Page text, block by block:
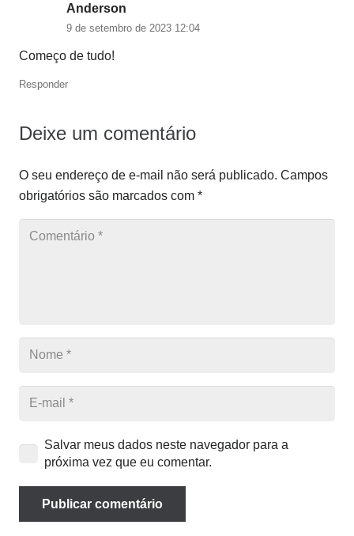
Anderson
9 de setembro de 2023 12:04
Começo de tudo!
Responder
Deixe um comentário
O seu endereço de e-mail não será publicado. Campos
obrigatórios são marcados com *
Salvar meus dados neste navegador para a
próxima vez que eu comentar.
Publicar comentário